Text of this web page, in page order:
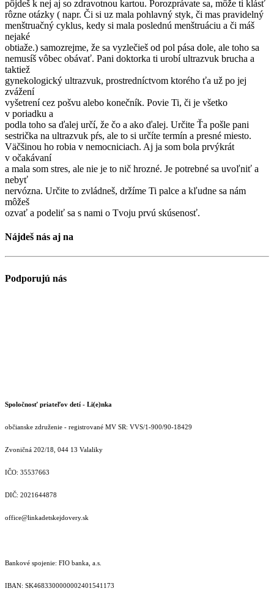
pôjdeš k nej aj so zdravotnou kartou. Porozprávate sa, môže ti klásť
rôzne otázky ( napr. Či si uz mala pohlavný styk, či mas pravidelný
menštruačný cyklus, kedy si mala poslednú menštruáciu a či máš
nejaké
obtiaže.) samozrejme, že sa vyzlečieš od pol pása dole, ale toho sa
nemusíš vôbec obávať. Pani doktorka ti urobí ultrazvuk brucha a
taktiež
gynekologický ultrazvuk, prostredníctvom ktorého ťa už po jej
zvážení
vyšetrení cez pošvu alebo konečník. Povie Ti, či je všetko
v poriadku a
podla toho sa ďalej určí, že čo a ako ďalej. Určite Ťa pošle pani
sestrička na ultrazvuk pŕs, ale to si určíte termín a presné miesto.
Väčšinou ho robia v nemocniciach. Aj ja som bola prvýkrát
v očakávaní
a mala som stres, ale nie je to nič hrozné. Je potrebné sa uvoľniť a
nebyť
nervózna. Určite to zvládneš, držíme Ti palce a kľudne sa nám
môžeš
ozvať a podeliť sa s nami o Tvoju prvú skúsenosť.
Nájdeš nás aj na
Podporujú nás
Spoločnosť priateľov detí - Li(e)nka
občianske združenie - registrované MV SR: VVS/1-900/90-18429
Zvoničná 202/18, 044 13 Valaliky
IČO: 35537663
DIČ: 2021644878
office@linkadetskejdovery.sk
Bankové spojenie: FIO banka, a.s.
IBAN: SK46833000000­02401541173